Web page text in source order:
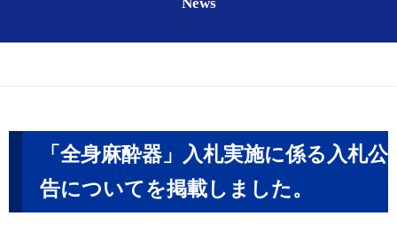
「全身麻酔器」入札実施に係る入札公
告についてを掲載しました。